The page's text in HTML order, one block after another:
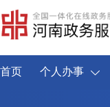
首页 个人办事